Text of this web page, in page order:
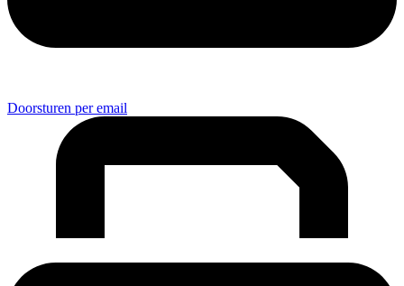
Doorsturen per email